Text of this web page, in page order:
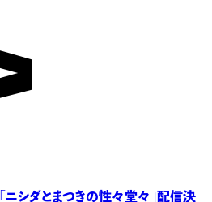
ニシダとまつきの性々堂々」配信決